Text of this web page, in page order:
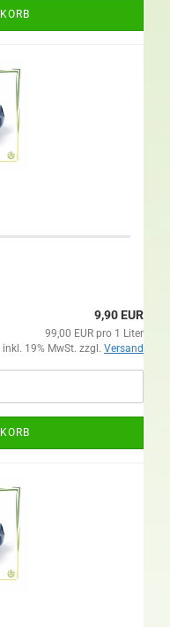
9,90 EUR
99,00 EUR pro 1 Liter
inkl. 19% MwSt. zzgl. Versand